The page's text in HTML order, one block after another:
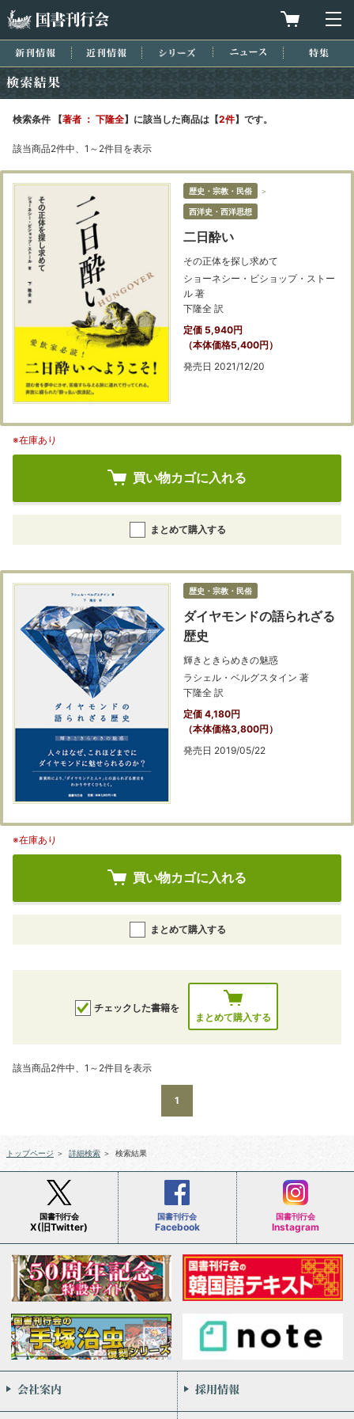
買物カゴを
新刊情報 近刊情報 シリーズ ニュース
検索条件 【著者 ： 下隆全】に該当した商品は【2件】です。
該当商品2件中、1～2件目を表示
歴史・宗教・民俗 ＞
西洋史・西洋思想
二日酔い
その正体を探し求めて
ショーネシー・ビショップ・ストー
ル 著
下隆全 訳
定価 5,940円
（本体価格5,400円）
発売日 2021/12/20
※在庫あり
買い物カゴに入れる
まとめて購入する
歴史・宗教・民俗
ダイヤモンドの語られざる
歴史
輝きときらめきの魅惑
ラシェル・ベルグスタイン 著
下隆全 訳
定価 4,180円
（本体価格3,800円）
発売日 2019/05/22
※在庫あり
買い物カゴに入れる
まとめて購入する
チェックした書籍を
まとめて購入する
該当商品2件中、1～2件目を表示
1
トップページ ＞ 詳細検索 ＞ 検索結果
国書刊行会
X(旧Twitter)
国書刊行会
Facebook
国書刊行会
Instagram
会社案内